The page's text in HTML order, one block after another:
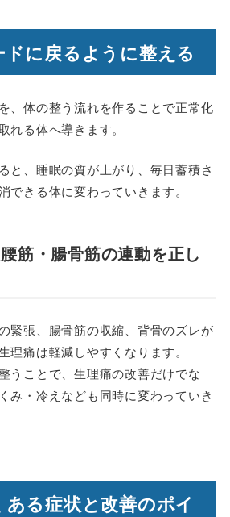
に戻るように整える
、体の整う流れを作ることで正常化
れる体へ導きます。
と、睡眠の質が上がり、毎日蓄積さ
できる体に変わっていきます。
筋・腸骨筋の連動を正し
緊張、腸骨筋の収縮、背骨のズレが
理痛は軽減しやすくなります。
うことで、生理痛の改善だけでな
み・冷えなども同時に変わっていき
る症状と改善のポイ